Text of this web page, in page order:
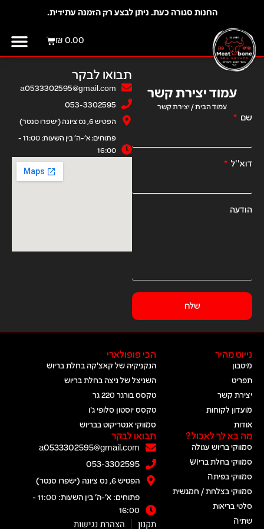
החנות סגורה כעת. ניתן לבצע רק הזמנה עתידית.
לתוכן
₪ 0.00
תבואו לבקר
a0533302595@gmail.com
053-3302595
הפטיש 6, נס ציונה (ישפרו סנטר)
פתוחים: א׳-ה׳ בין השעות: 11:00 -
16:00
עמוד יצירת קשר
עמוד הבית/ יצירת קשר
שם
דוא''ל
הודעה
שלח
נייוט מהיר
מיטבון
תפריט
יצירת קשר
מועדון לקוחות
אודות
הכי פופולארי
הנקניקיה של קאצ'קה בחלת בריוש
השניצל של ניצה בחלת בריוש
טקסס בורגר 220 גר
טקסס יוסטון סלופי ג'ו
סמווקי אנטריקוט בבריוש
מה בא לך לאכול?
סמווקי בריוש עגולה
סמווקי בחלת בריוש​
סמווקי בפיתה​
סמווקי בצלחת / חמגשית
סלטי בריאות
שתיה​
תבואו לבקר
a0533302595@gmail.com
053-3302595
הפטיש 6, נס ציונה (ישפרו סנטר)
פתוחים: א׳-ה׳ בין השעות: 11:00 -
16:00
תקנון הצהרת נגישות